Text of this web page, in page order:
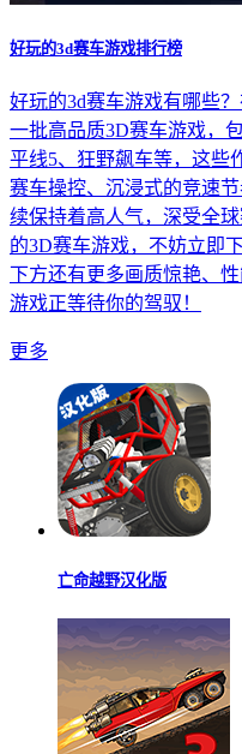
好玩的3d赛车游戏排行榜
好玩的3d赛车游戏有哪些
一批高品质3D赛车游戏，
平线5、狂野飙车等，这些
赛车操控、沉浸式的竞速
续保持着高人气，深受全
的3D赛车游戏，不妨立即
下方还有更多画质惊艳、
游戏正等待你的驾驭！
更多
亡命越野汉化版